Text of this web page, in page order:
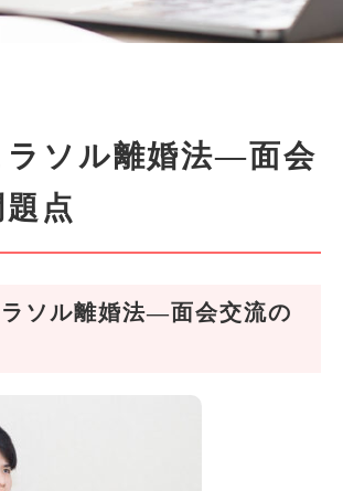
ラソル離婚法―面会
点
ソル離婚法―面会交流の